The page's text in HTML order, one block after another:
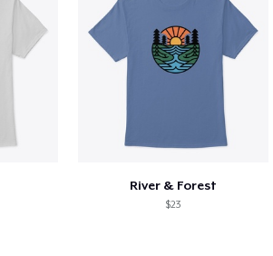
River & Forest
$23